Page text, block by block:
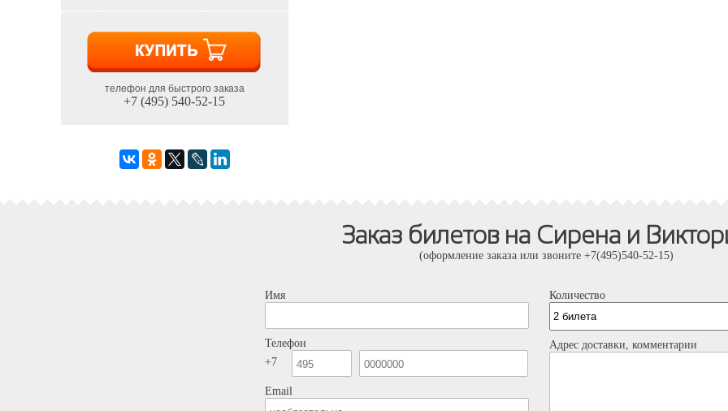
телефон для быстрого заказа
+7 (495) 540-52-15
Заказ билетов на Сирена и
(оформление заказа или звоните +7(495)540-52-15)
Имя
Телефон
+7
Email
Количество
Адрес доставки, комментарии